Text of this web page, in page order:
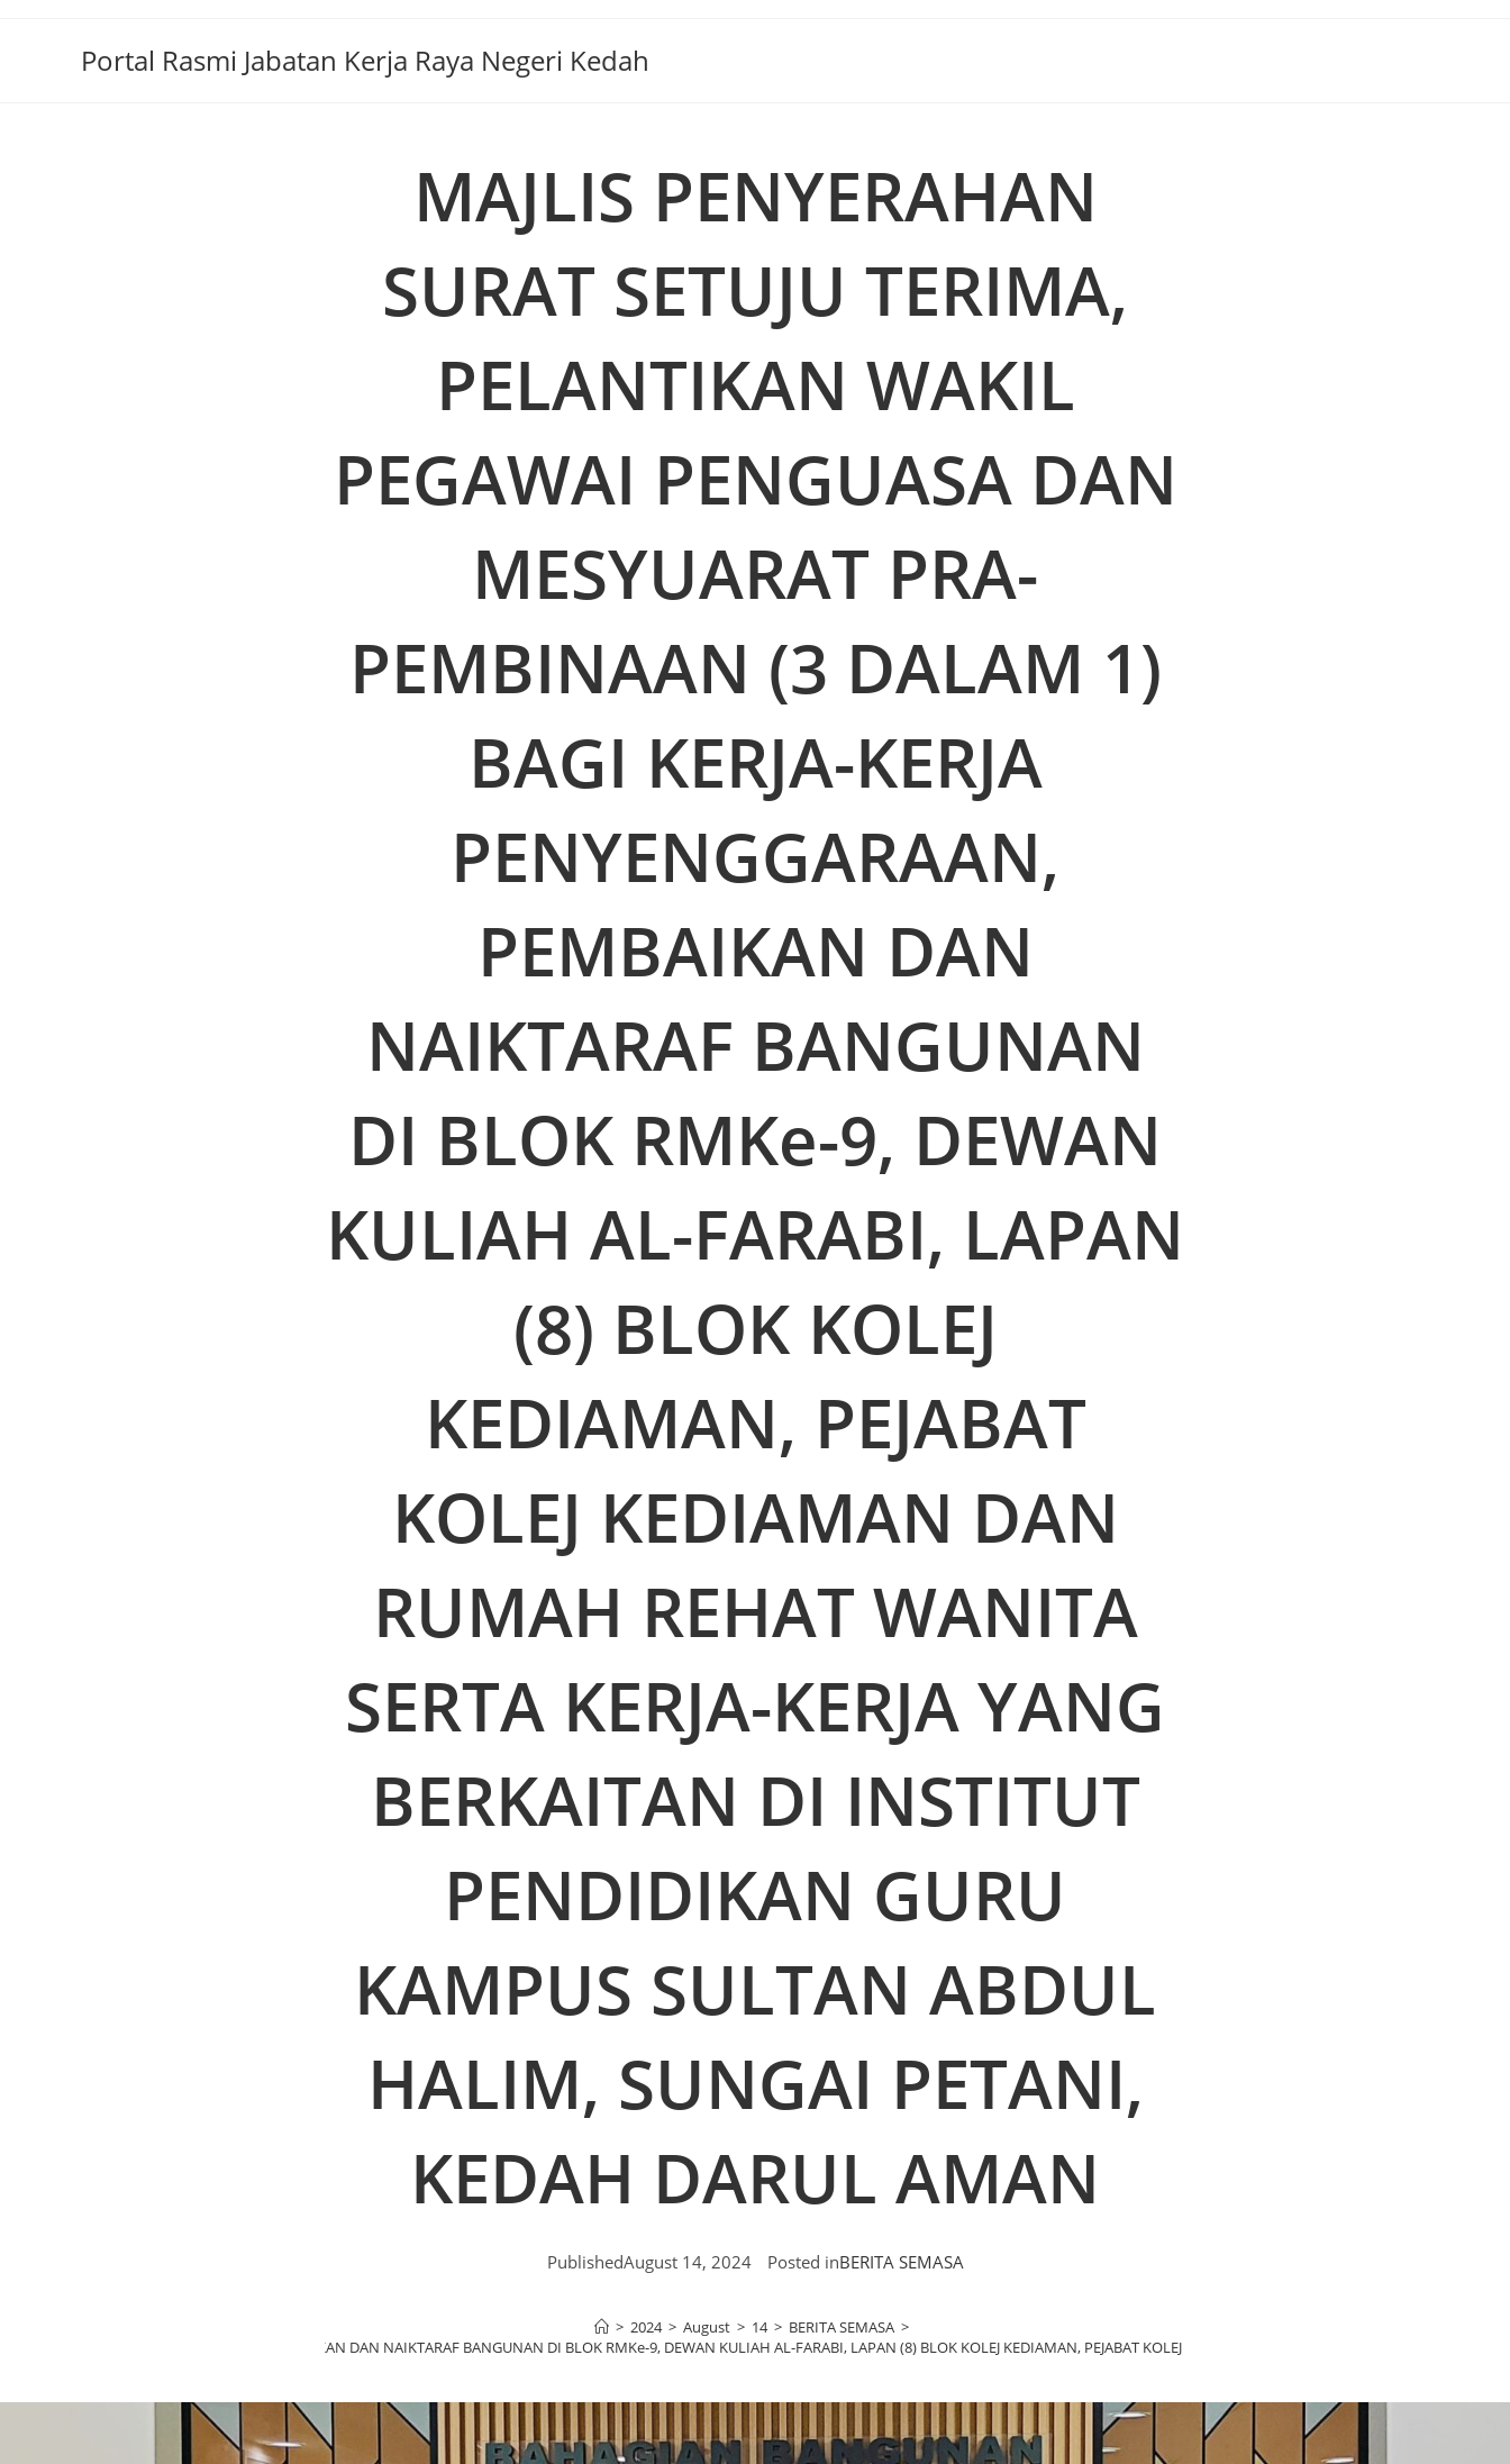
Portal Rasmi Jabatan Kerja Raya Negeri Kedah
MAJLIS PENYERAHAN
SURAT SETUJU TERIMA,
PELANTIKAN WAKIL
PEGAWAI PENGUASA DAN
MESYUARAT PRA-
PEMBINAAN (3 DALAM 1)
BAGI KERJA-KERJA
PENYENGGARAAN,
PEMBAIKAN DAN
NAIKTARAF BANGUNAN
DI BLOK RMKe-9, DEWAN
KULIAH AL-FARABI, LAPAN
(8) BLOK KOLEJ
KEDIAMAN, PEJABAT
KOLEJ KEDIAMAN DAN
RUMAH REHAT WANITA
SERTA KERJA-KERJA YANG
BERKAITAN DI INSTITUT
PENDIDIKAN GURU
KAMPUS SULTAN ABDUL
HALIM, SUNGAI PETANI,
KEDAH DARUL AMAN
PublishedAugust 14, 2024 Posted inBERITA SEMASA
> 2024 > August > 14 > BERITA SEMASA >
KERJA-KERJA PENYENGGARAAN, PEMBAIKAN DAN NAIKTARAF BANGUNAN DI BLOK RMKe-9, DEWAN KULIAH AL-FARABI, LAPAN (8) BLOK KOLEJ KEDIAMAN, PEJABAT KOLEJ KEDIAMAN DAN RUMAH REHAT WANITA